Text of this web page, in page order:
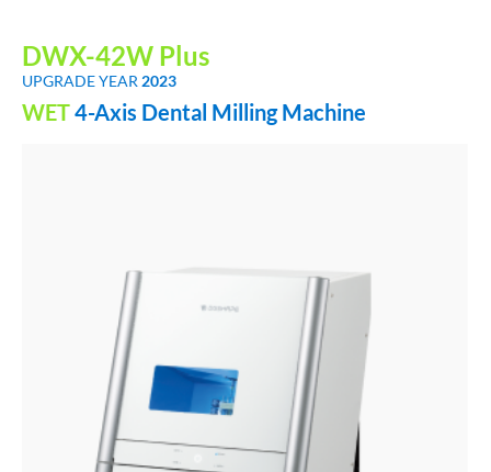
DWX-42W Plus
UPGRADE YEAR2023
WET4-Axis Dental Milling Machine